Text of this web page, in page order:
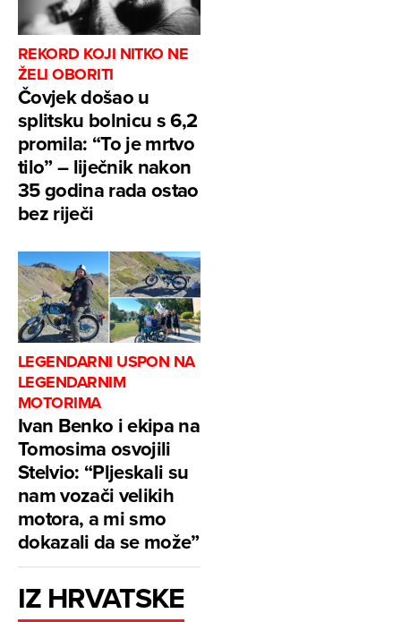
REKORD KOJI NITKO NE
ŽELI OBORITI
Čovjek došao u
splitsku bolnicu s 6,2
promila: “To je mrtvo
tilo” – liječnik nakon
35 godina rada ostao
bez riječi
LEGENDARNI USPON NA
LEGENDARNIM
MOTORIMA
Ivan Benko i ekipa na
Tomosima osvojili
Stelvio: “Pljeskali su
nam vozači velikih
motora, a mi smo
dokazali da se može”
IZ HRVATSKE